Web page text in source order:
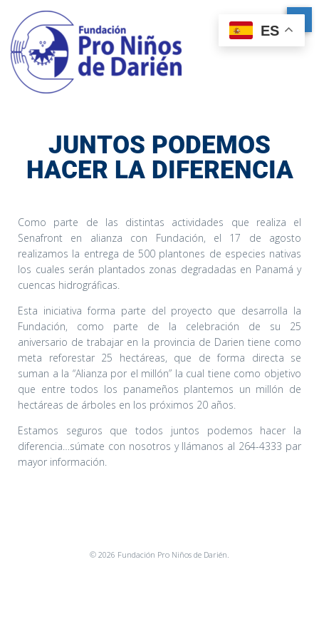
JUNTOS PODEMOS
HACER LA DIFERENCIA
Como parte de las distintas actividades que realiza el
Senafront en alianza con Fundación, el 17 de agosto
realizamos la entrega de 500 plantones de especies nativas
los cuales serán plantados zonas degradadas en Panamá y
cuencas hidrográficas.
Esta iniciativa forma parte del proyecto que desarrolla la
Fundación, como parte de la celebración de su 25
aniversario de trabajar en la provincia de Darien tiene como
meta reforestar 25 hectáreas, que de forma directa se
suman a la “Alianza por el millón” la cual tiene como objetivo
que entre todos los panameños plantemos un millón de
hectáreas de árboles en los próximos 20 años.
Estamos seguros que todos juntos podemos hacer la
diferencia…súmate con nosotros y llámanos al 264-4333 par
mayor información.
© 2026 Fundación Pro Niños de Darién.
ES